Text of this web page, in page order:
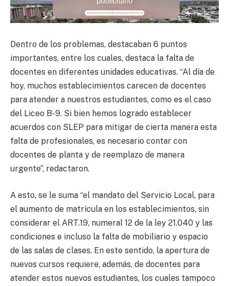
Dentro de los problemas, destacaban 6 puntos
importantes, entre los cuales, destaca la falta de
docentes en diferentes unidades educativas. “Al día de
hoy, muchos establecimientos carecen de docentes
para atender a nuestros estudiantes, como es el caso
del Liceo B-9. Si bien hemos logrado establecer
acuerdos con SLEP para mitigar de cierta manera esta
falta de profesionales, es necesario contar con
docentes de planta y de reemplazo de manera
urgente”, redactaron.
A esto, se le suma “el mandato del Servicio Local, para
el aumento de matrícula en los establecimientos, sin
considerar el ART.19, numeral 12 de la ley 21.040 y las
condiciones e incluso la falta de mobiliario y espacio
de las salas de clases. En este sentido, la apertura de
nuevos cursos requiere, además, de docentes para
atender estos nuevos estudiantes, los cuales tampoco